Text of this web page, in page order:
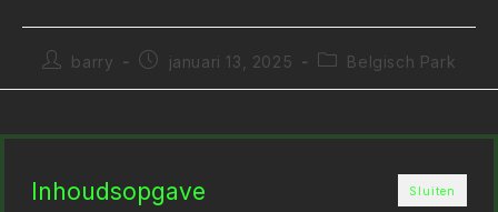
Bericht
barry
Berichtjanuari 13, 2025 Berichtcategorie:
Belgisch Park
Sluiten
Inhoudsopgave